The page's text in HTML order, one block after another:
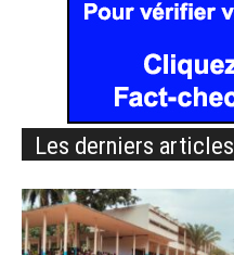
Les derniers articles